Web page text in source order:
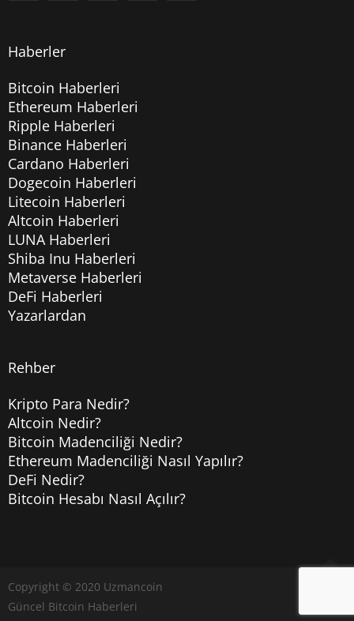
Haberler
Bitcoin Haberleri
Ethereum Haberleri
Ripple Haberleri
Binance Haberleri
Cardano Haberleri
Dogecoin Haberleri
Litecoin Haberleri
Altcoin Haberleri
LUNA Haberleri
Shiba Inu Haberleri
Metaverse Haberleri
DeFi Haberleri
Yazarlardan
Rehber
Kripto Para Nedir?
Altcoin Nedir?
Bitcoin Madenciliği Nedir?
Ethereum Madenciliği Nasıl Yapılır?
DeFi Nedir?
Bitcoin Hesabı Nasıl Açılır?
Copyright © 2020 Uzmancoin
Güncel Bitcoin Haberleri